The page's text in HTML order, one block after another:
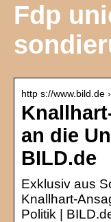
Fdp
http s://www.bild.de
an die
BILD.de
Exklusiv aus
Knallhart-
Politik |